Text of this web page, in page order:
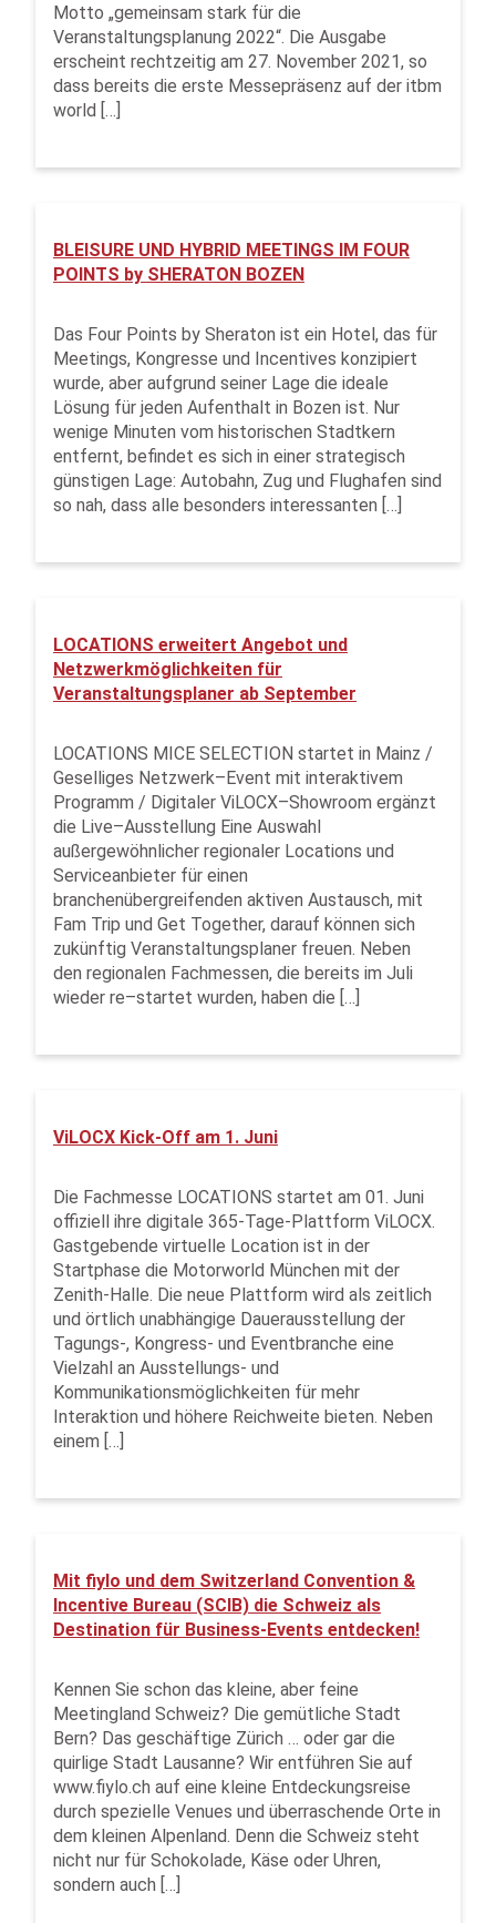
Motto „gemeinsam stark für die
Veranstaltungsplanung 2022“. Die Ausgabe
erscheint rechtzeitig am 27. November 2021, so
dass bereits die erste Messepräsenz auf der itbm
world […]
BLEISURE UND HYBRID MEETINGS IM FOUR
POINTS by SHERATON BOZEN
Das Four Points by Sheraton ist ein Hotel, das für
Meetings, Kongresse und Incentives konzipiert
wurde, aber aufgrund seiner Lage die ideale
Lösung für jeden Aufenthalt in Bozen ist. Nur
wenige Minuten vom historischen Stadtkern
entfernt, befindet es sich in einer strategisch
günstigen Lage: Autobahn, Zug und Flughafen sind
so nah, dass alle besonders interessanten […]
LOCATIONS erweitert Angebot und
Netzwerkmöglichkeiten für
Veranstaltungsplaner ab September
LOCATIONS MICE SELECTION startet in Mainz /
Geselliges Netzwerk–Event mit interaktivem
Programm / Digitaler ViLOCX–Showroom ergänzt
die Live–Ausstellung Eine Auswahl
außergewöhnlicher regionaler Locations und
Serviceanbieter für einen
branchenübergreifenden aktiven Austausch, mit
Fam Trip und Get Together, darauf können sich
zukünftig Veranstaltungsplaner freuen. Neben
den regionalen Fachmessen, die bereits im Juli
wieder re–startet wurden, haben die […]
ViLOCX Kick-Off am 1. Juni
Die Fachmesse LOCATIONS startet am 01. Juni
offiziell ihre digitale 365-Tage-Plattform ViLOCX.
Gastgebende virtuelle Location ist in der
Startphase die Motorworld München mit der
Zenith-Halle. Die neue Plattform wird als zeitlich
und örtlich unabhängige Dauerausstellung der
Tagungs-, Kongress- und Eventbranche eine
Vielzahl an Ausstellungs- und
Kommunikationsmöglichkeiten für mehr
Interaktion und höhere Reichweite bieten. Neben
einem […]
Mit fiylo und dem Switzerland Convention &
Incentive Bureau (SCIB) die Schweiz als
Destination für Business-Events entdecken!
Kennen Sie schon das kleine, aber feine
Meetingland Schweiz? Die gemütliche Stadt
Bern? Das geschäftige Zürich … oder gar die
quirlige Stadt Lausanne? Wir entführen Sie auf
www.fiylo.ch auf eine kleine Entdeckungsreise
durch spezielle Venues und überraschende Orte in
dem kleinen Alpenland. Denn die Schweiz steht
nicht nur für Schokolade, Käse oder Uhren,
sondern auch […]